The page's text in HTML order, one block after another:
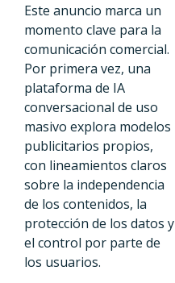
Este anuncio marca un
momento clave para la
comunicación comercial.
Por primera vez, una
plataforma de IA
conversacional de uso
masivo explora modelos
publicitarios propios,
con lineamientos claros
sobre la independencia
de los contenidos, la
protección de los datos y
el control por parte de
los usuarios.